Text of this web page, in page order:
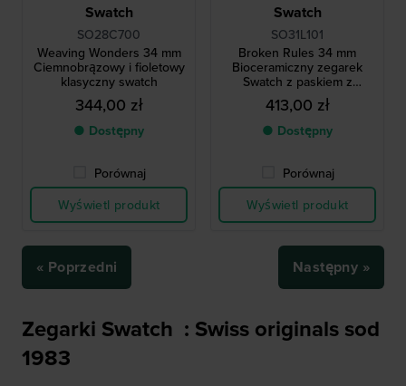
Swatch
SO28C700
Weaving Wonders 34 mm
Ciemnobrązowy i fioletowy
klasyczny swatch
344,00 zł
● Dostępny
Porównaj
Wyświetl produkt
Swatch
SO31L101
Broken Rules 34 mm
Bioceramiczny zegarek
Swatch z paskiem z
ćwiekami
413,00 zł
● Dostępny
Porównaj
Wyświetl produkt
« Poprzedni Następny »
Zegarki Swatch : Swiss originals sod
1983